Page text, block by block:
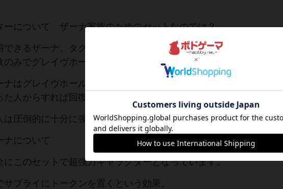
ーについて ザーナ家族のためのセットなのでは？
できるザーナ、タクレンの親子キャラクター。先ほど言ったように
のみでグレイヴホールドを１度に１しか回復できません
ナはグレイヴホールド、タクレンはプレイヤーの回復が可能。今
た人からすれば回復は強いことは分かっていると思います。
は圧倒的に十分に強いので説明していきます。
ナについて
にこのセットで超強力キャラクターとなっています。
サプライにトークンを置くという効果。